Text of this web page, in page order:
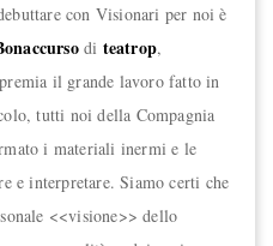
con Visionari per noi è
di teatrop,
il grande lavoro fatto in
tutti noi della Compagnia
i materiali inermi e le
e interpretare. Siamo certi che
<<visione>> dello